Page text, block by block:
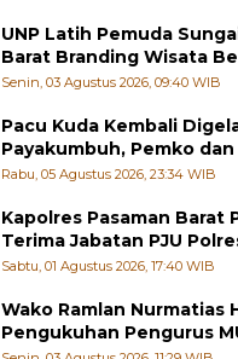
UNP Latih Pemuda
Barat Branding Wisata
Senin, 03 Agustus 2026, 09:40 WIB
Pacu Kuda Kembali
Payakumbuh, Pemko
Persiapan!
Rabu, 05 Agustus 2026, 23:34 WIB
Kapolres Pasaman Barat
Terima Jabatan PJU
Sungai Beremas
Sabtu, 01 Agustus 2026, 17:40 WIB
Wako Ramlan Nurmatias
Pengukuhan Pengurus MUS-KB Serta